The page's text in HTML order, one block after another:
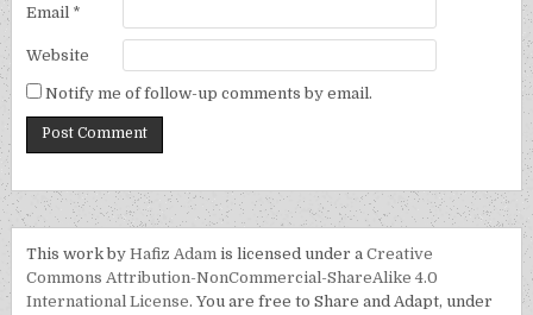
Email *
Website
Notify me of follow-up comments by email.
This work byHafiz Adam is licensed under aCreative
Commons Attribution-NonCommercial-ShareAlike 4.0
International License. You are free to Share and Adapt, under